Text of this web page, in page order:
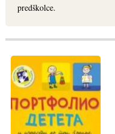
predškolce.